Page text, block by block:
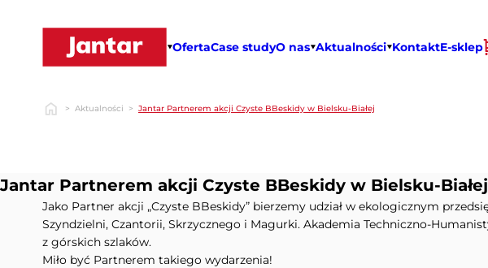
OfertaCase studyO nas Aktualności KontaktE-sklep
> Aktualności > Jantar Partnerem akcji Czyste BBeskidy w Bielsku-Białej
Jantar Partnerem akcji Czyste BBeskidy w Bielsku-Białej
Jako Partner akcji „Czyste BBeskidy” bierzemy udział w ekologicznym
Szyndzielni, Czantorii, Skrzycznego i Magurki. Akademia Techniczno-
z górskich szlaków.
Miło być Partnerem takiego wydarzenia!